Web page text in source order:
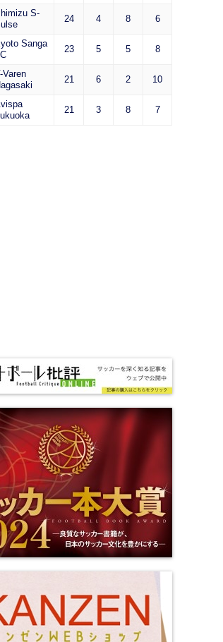
S-
24 4 8 6
Sanga
23 5 5 8
Varen
21 6 2 10
21 3 8 7